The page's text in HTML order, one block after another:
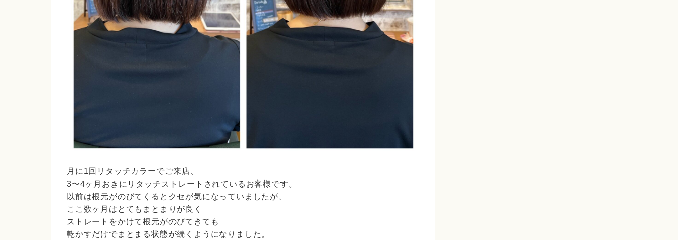
月に1回リタッチカラーでご来店、
3〜4ヶ月おきにリタッチストレートされているお客様です。
以前は根元がのびてくるとクセが気になっていましたが、
ここ数ヶ月はとてもまとまりが良く
ストレートをかけて根元がのびてきても
乾かすだけでまとまる状態が続くようになりました。